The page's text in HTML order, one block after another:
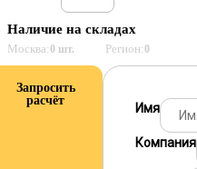
Наличие на складах
Москва:0 шт. Регион:0
Запросить
расчёт
Имя
Компания